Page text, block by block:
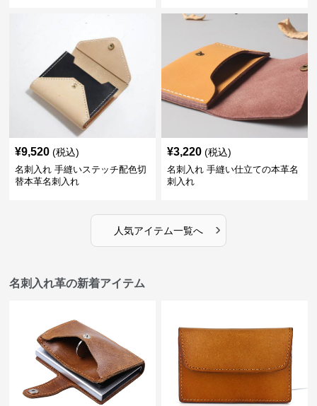
¥9,520 (税込)
名刺入れ 手縫いステッチ配色切
替本革名刺入れ
¥3,220 (税込)
名刺入れ 手縫い仕立ての本革名
刺入れ
人気アイテム一覧へ ›
名刺入れ革の新着アイテム